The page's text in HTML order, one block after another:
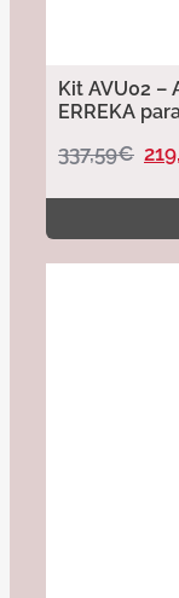
Kit AVU02
ERREKA
337,59€